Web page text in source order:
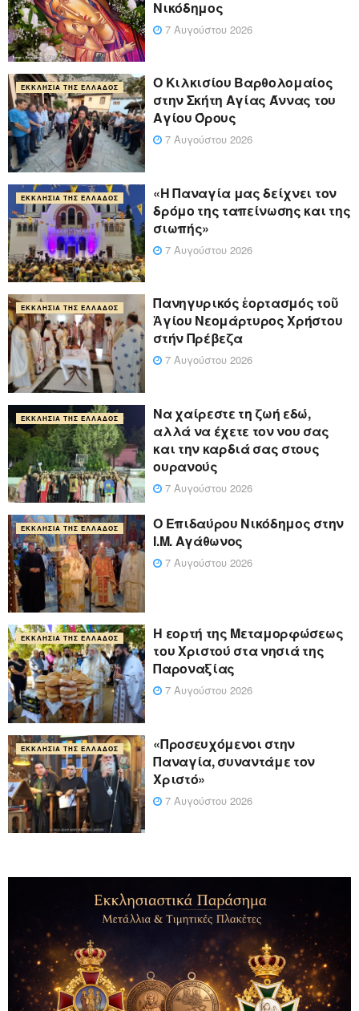
Νικόδημος
7 Αυγούστου 2026
ΕΚΚΛΗΣΊΑ ΤΗΣ ΕΛΛΆΔΟΣ
Ο Κιλκισίου Βαρθολομαίος
στην Σκήτη Αγίας Άννας του
Αγίου Όρους
7 Αυγούστου 2026
ΕΚΚΛΗΣΊΑ ΤΗΣ ΕΛΛΆΔΟΣ
«Η Παναγία μας δείχνει τον
δρόμο της ταπείνωσης και της
σιωπής»
7 Αυγούστου 2026
ΕΚΚΛΗΣΊΑ ΤΗΣ ΕΛΛΆΔΟΣ
Πανηγυρικός ἑορτασμός τοῦ
Ἁγίου Νεομάρτυρος Χρήστου
στήν Πρέβεζα
7 Αυγούστου 2026
ΕΚΚΛΗΣΊΑ ΤΗΣ ΕΛΛΆΔΟΣ
Να χαίρεστε τη ζωή εδώ,
αλλά να έχετε τον νου σας
και την καρδιά σας στους
ουρανούς
7 Αυγούστου 2026
ΕΚΚΛΗΣΊΑ ΤΗΣ ΕΛΛΆΔΟΣ
Ο Επιδαύρου Νικόδημος στην
Ι.Μ. Αγάθωνος
7 Αυγούστου 2026
ΕΚΚΛΗΣΊΑ ΤΗΣ ΕΛΛΆΔΟΣ
Η εορτή της Μεταμορφώσεως
του Χριστού στα νησιά της
Παροναξίας
7 Αυγούστου 2026
ΕΚΚΛΗΣΊΑ ΤΗΣ ΕΛΛΆΔΟΣ
«Προσευχόμενοι στην
Παναγία, συναντάμε τον
Χριστό»
7 Αυγούστου 2026